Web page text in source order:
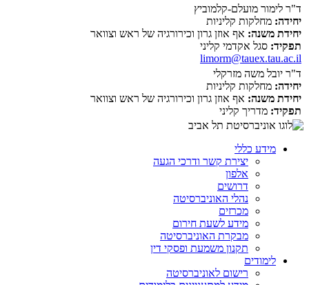
ד"ר לימור מועלם-קלמוביץ
יחידה: מחלקות קליניות
יחידת משנה: אף אוזן גרון וכירורגיה של ראש וצוואר
תפקיד: סגל אקדמי קליני
limorm@tauex.tau.ac.il
ד"ר יובל משה מזרקלי
יחידה: מחלקות קליניות
יחידת משנה: אף אוזן גרון וכירורגיה של ראש וצוואר
תפקיד: מדריך קליני
מידע כללי
יצירת קשר ודרכי הגעה
אלפון
דרושים
נהלי האוניברסיטה
מכרזים
מידע לשעת חירום
מבקרת האוניברסיטה
תקנון משמעת ופסקי דין
לימודים
רישום לאוניברסיטה